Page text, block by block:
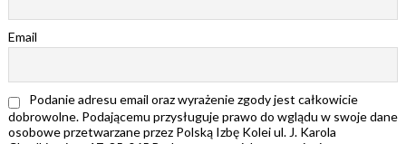
Email
Podanie adresu email oraz wyrażenie zgody jest całkowicie
dobrowolne. Podającemu przysługuje prawo do wglądu w swoje dane
osobowe przetwarzane przez Polską Izbę Kolei ul. J. Karola